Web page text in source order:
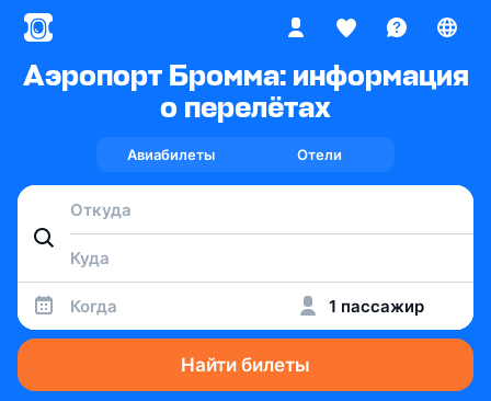
Аэропорт Бромма: информация
о перелётах
Авиабилеты Отели
Когда 1 пассажир
Найти билеты